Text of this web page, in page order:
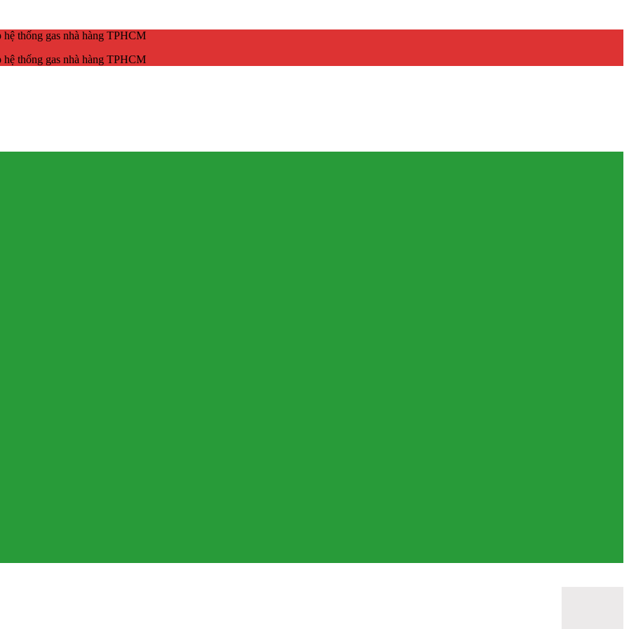
thống gas nhà hàng TPHCM
thống gas nhà hàng TPHCM